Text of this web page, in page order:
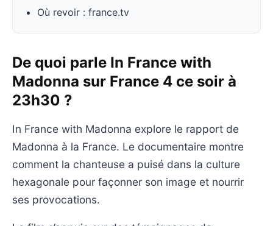
Où revoir : france.tv
De quoi parle In France with
Madonna sur France 4 ce soir à
23h30 ?
In France with Madonna explore le rapport de
Madonna à la France. Le documentaire montre
comment la chanteuse a puisé dans la culture
hexagonale pour façonner son image et nourrir
ses provocations.